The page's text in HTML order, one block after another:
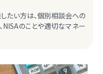
たい方は、個別相談会への
NISAのことや適切なマネー